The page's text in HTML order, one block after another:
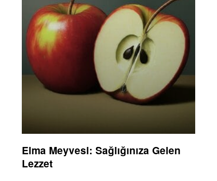
Elma Meyvesi: Sağlığınıza Gelen
Lezzet